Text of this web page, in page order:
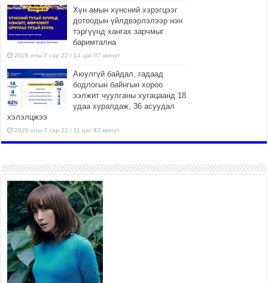
Хүн амын хүнсний хэрэгцээг
дотоодын үйлдвэрлэлээр нэн
тэргүүнд хангах зарчмыг
баримтална
2026 оны 7 сар 22 / 14 цаг 07 минут
Аюулгүй байдал, гадаад
бодлогын байнгын хороо
ээлжит чуулганы хугацаанд 18
удаа хуралдаж, 36 асуудал
хэлэлцжээ
2026 оны 7 сар 22 / 11 цаг 43 минут
боломжтой-Хүүхэд хөгжүүлэх
төв” байгуулах төсөлд төр,
хувийн хэвшлийн түншлэлийн хүрээнд хамтран
ажиллахыг урьж байна
2026 оны 7 сар 22 / 9 цаг 28 минут
Б.Пүрэвдагва: “Урт цагаан”-ыг
залуучууд чөлөөт цагаа
өнгөрүүлдэг, жуулчид зорьж
ирдэг цэг болгоно
2026 оны 7 сар 21 / 16 цаг 47 минут